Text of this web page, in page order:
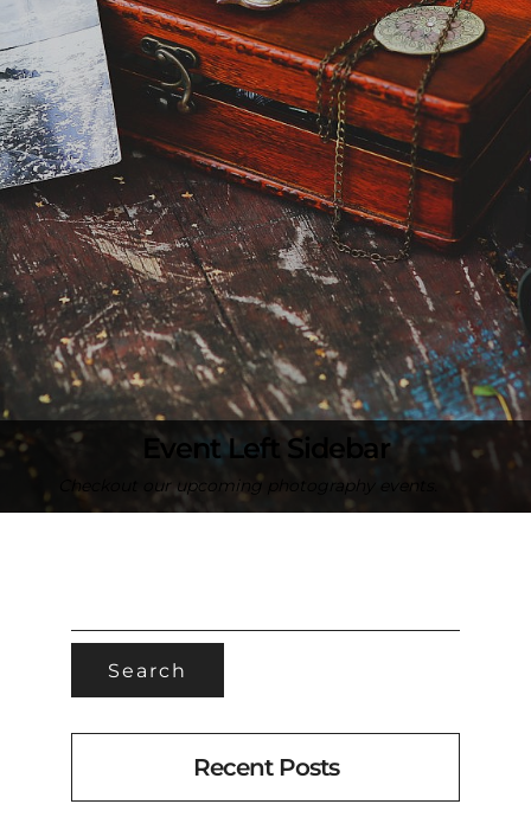
Event Left Sidebar
Checkout our upcoming photography events.
Recent Posts